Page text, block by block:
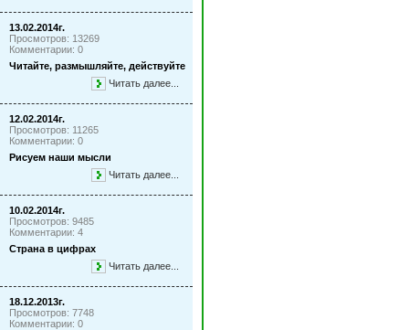
13.02.2014г.
Просмотров: 13269
Комментарии: 0
Читайте, размышляйте, действуйте
Читать далее...
12.02.2014г.
Просмотров: 11265
Комментарии: 0
Рисуем наши мысли
Читать далее...
10.02.2014г.
Просмотров: 9485
Комментарии: 4
Страна в цифрах
Читать далее...
18.12.2013г.
Просмотров: 7748
Комментарии: 0